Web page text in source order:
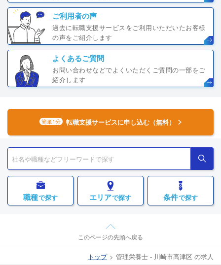
ご利用者の声
過去に転職支援サービスをご利用いただいたお客様
の声をご紹介します
よくあるご質問
お問い合わせなどでよくいただくご質問の一部をご
紹介します
簡単1分 転職支援サービスに申し込む（無料）
職種で探す エリアで探す 条件で探す
このページの先頭へ戻る
トップ 管理栄養士 - 川崎市高津区 の求人